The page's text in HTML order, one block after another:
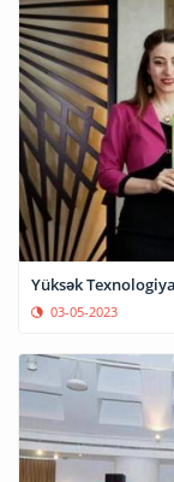
Yüksək
03-05-2023